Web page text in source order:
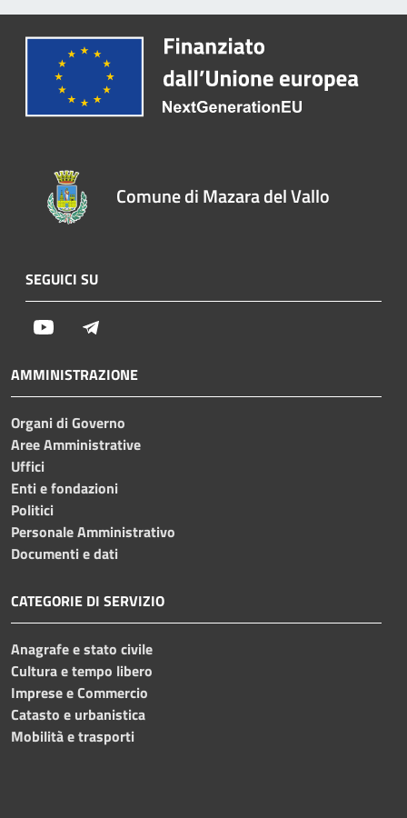
Comune di Mazara del Vallo
SEGUICI SU
Youtube
AMMINISTRAZIONE
Organi di Governo
Aree Amministrative
Uffici
Enti e fondazioni
Politici
Personale Amministrativo
Documenti e dati
CATEGORIE DI SERVIZIO
Anagrafe e stato civile
Cultura e tempo libero
Imprese e Commercio
Catasto e urbanistica
Mobilità e trasporti